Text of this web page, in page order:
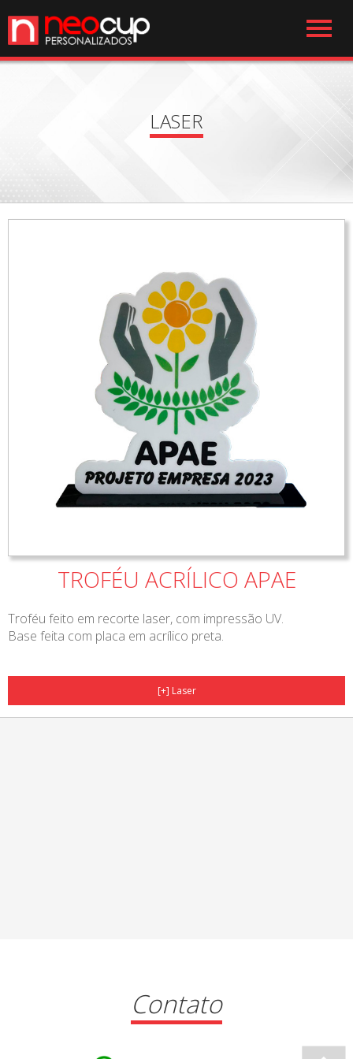
LASER
TROFÉU ACRÍLICO APAE
Troféu feito em recorte laser, com impressão UV.
Base feita com placa em acrílico preta.
[+] Laser
Contato